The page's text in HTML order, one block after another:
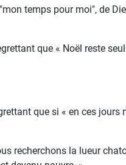
temps pour moi", de
que « Noël reste
que si « en ces jours
recherchons la lueur